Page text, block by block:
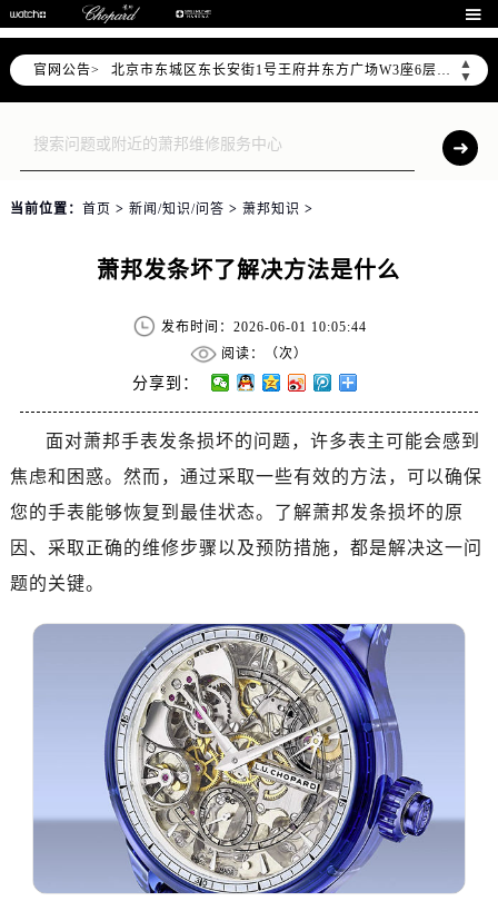

官网公告>
▲
▼
北京市朝阳区建国门外大街甲6号华熙国际中心D座11层1102室售后服务中心（需提前预约）
北京市东城区东长安街1号王府井东方广场W3座6层602室售后服务中心（需提前预约）
节假日正常营业！
当前位置： 首页 > 新闻/知识/问答 > 萧邦知识 >
萧邦发条坏了解决方法是什么
发布时间：2026-06-01 10:05:44
阅读：（次）
分享到：
面对萧邦手表发条损坏的问题，许多表主可能会感到
焦虑和困惑。然而，通过采取一些有效的方法，可以确保
您的手表能够恢复到最佳状态。了解萧邦发条损坏的原
因、采取正确的维修步骤以及预防措施，都是解决这一问
题的关键。